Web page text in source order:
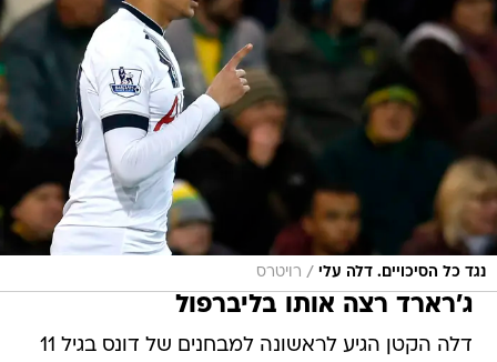
נגד כל הסיכויים. דלה עלי / רויטרס
ג'רארד רצה אותו בליברפול
דלה הקטן הגיע לראשונה למבחנים של דונס בגיל 11